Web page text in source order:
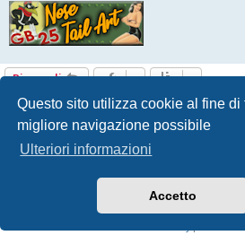
Questo sito utilizza cookie al fine di
migliore navigazione possibile
Ulteriori informazioni
Accetto
i
o
Rispondi
3 messaggi • Pagina1
phpBB® Forum Software
Traduzione ItalianaphpBB-